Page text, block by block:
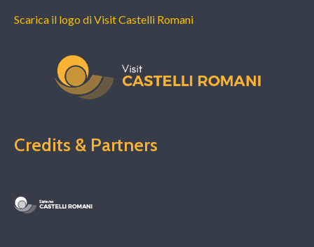
Scarica il logo di Visit Castelli Romani
Credits & Partners